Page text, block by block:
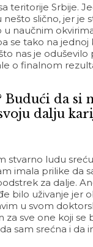
Srbije.
slično, jer je
naučnim
se tako na jednoj
nas je oduševilo
o finalnom
Budući da si
dalju
stvarno ludu
imala prilike da
za dalje.
bilo uživanje jer
u svom
za sve one koji
sam srećna i da